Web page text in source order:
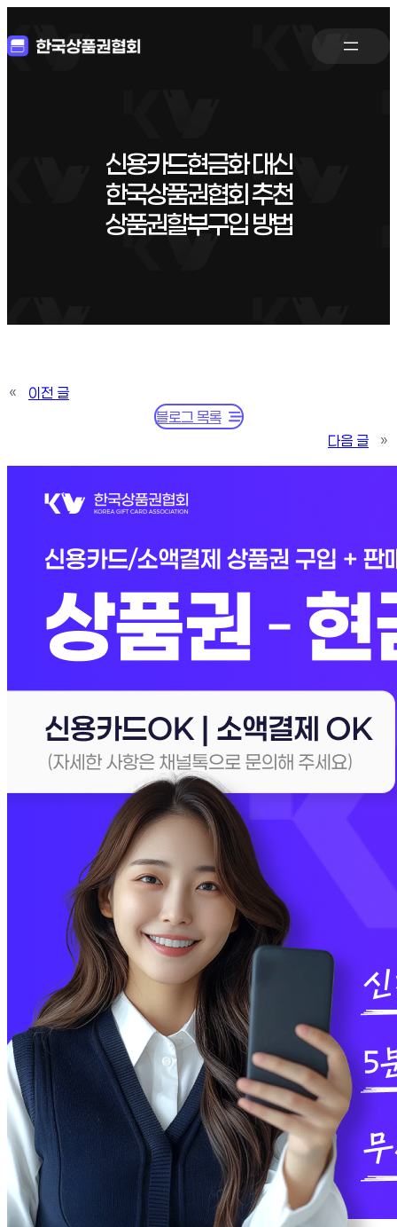
신용카드현금화 대신
한국상품권협회 추천
상품권할부구입 방법
«
이전 글
블로그 목록
다음 글
»